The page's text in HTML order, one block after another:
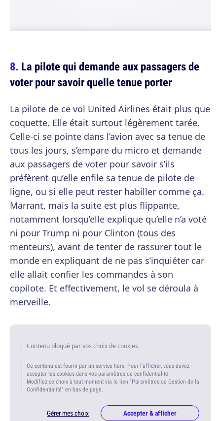
La pilote qui demande aux passagers de
voter pour savoir quelle tenue porter
La pilote de ce vol United Airlines était plus que
coquette. Elle était surtout légèrement tarée.
Celle-ci se pointe dans l’avion avec sa tenue de
tous les jours, s’empare du micro et demande
aux passagers de voter pour savoir s’ils
préfèrent qu’elle enfile sa tenue de pilote de
ligne, ou si elle peut rester habiller comme ça.
Marrant, mais la suite est plus flippante,
notamment lorsqu’elle explique qu’elle n’a voté
ni pour Trump ni pour Clinton (tous des
menteurs), avant de tenter de rassurer tout le
monde en expliquant de ne pas s’inquiéter car
elle allait confier les commandes à son
copilote. Et effectivement, le vol se déroula à
merveille.
Contenu bloqué par vos choix de cookies
Ce contenu est fourni par un service tiers. Pour l'afficher, vous devez
accepter les cookies dans vos paramètres de confidentialité.
Modifiez ce choix à tout moment via le lien "Paramètres de Gestion de la
Confidentialité" en bas de page.
Gérer mes choix Accepter & afficher